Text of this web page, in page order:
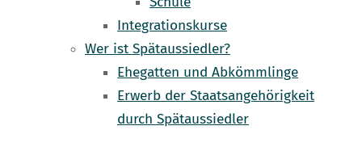
Integrationskurse
Wer ist Spätaussiedler?
Ehegatten und Abkömmlinge
Erwerb der Staatsangehörigkeit
durch Spätaussiedler